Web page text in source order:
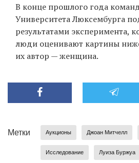
В конце прошлого года
Университета Люксембурга
результатами эксперимента,
люди оценивают картины
их автор — женщина.
Метки Аукционы Джоан Митчелл
Исследование Луиза Буржуа